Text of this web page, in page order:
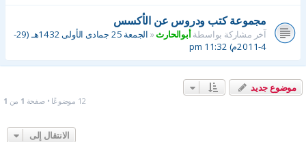
مجموعة كتب ودروس عن الأكسس
آخر مشاركة بواسطةأبوالحارث«
الجمعة 25 جمادى الأولى 1432هـ (29-
4-2011م) 11:32 pm
موضوع جديد
12 موضوعًا • صفحة 1 من 1
الانتقال إلى